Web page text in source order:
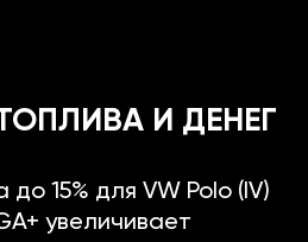
И ДЕНЕГ
15% для VW Polo (IV)
увеличивает